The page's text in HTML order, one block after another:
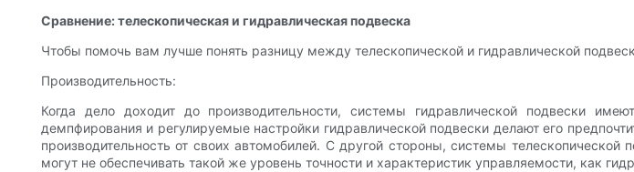
Сравнение: телескопическая и гидравлическая подвеска
Чтобы помочь вам лучше понять разницу между телескопической и гидравлической
Производительность:
Когда дело доходит до производительности, системы гидравлической подвески
демпфирования и регулируемые настройки гидравлической подвески делают его
производительность от своих автомобилей. С другой стороны, системы
могут не обеспечивать такой же уровень точности и характеристик управляемости, как